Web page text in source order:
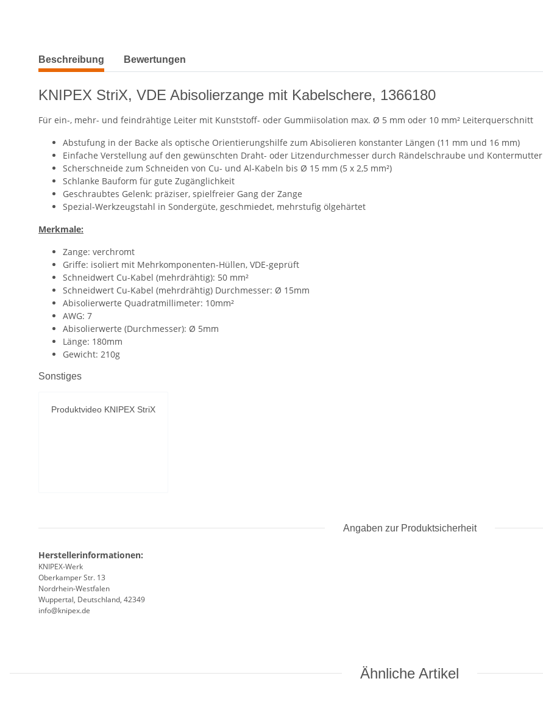
weitere Registerkarten anzeigen
Beschreibung Bewertungen
KNIPEX StriX, VDE Abisolierzange mit Kabelschere, 1366180
Für ein-, mehr- und feindrähtige Leiter mit Kunststoff- oder Gummiisolation max. Ø 5 mm oder 10 mm² Leiterquerschnitt
Abstufung in der Backe als optische Orientierungshilfe zum Abisolieren konstanter Längen (11 mm und 16 mm)
Einfache Verstellung auf den gewünschten Draht- oder Litzendurchmesser durch Rändelschraube und Kontermutter
Scherschneide zum Schneiden von Cu- und Al-Kabeln bis Ø 15 mm (5 x 2,5 mm²)
Schlanke Bauform für gute Zugänglichkeit
Geschraubtes Gelenk: präziser, spielfreier Gang der Zange
Spezial-Werkzeugstahl in Sondergüte, geschmiedet, mehrstufig ölgehärtet
Merkmale:
Zange: verchromt
Griffe: isoliert mit Mehrkomponenten-Hüllen, VDE-geprüft
Schneidwert Cu-Kabel (mehrdrähtig): 50 mm²
Schneidwert Cu-Kabel (mehrdrähtig) Durchmesser: Ø 15mm
Abisolierwerte Quadratmillimeter: 10mm²
AWG: 7
Abisolierwerte (Durchmesser): Ø 5mm
Länge: 180mm
Gewicht: 210g
Sonstiges
Produktvideo KNIPEX StriX
Angaben zur Produktsicherheit
Herstellerinformationen:
KNIPEX-Werk
Oberkamper Str. 13
Nordrhein-Westfalen
Wuppertal, Deutschland, 42349
info@knipex.de
Ähnliche Artikel